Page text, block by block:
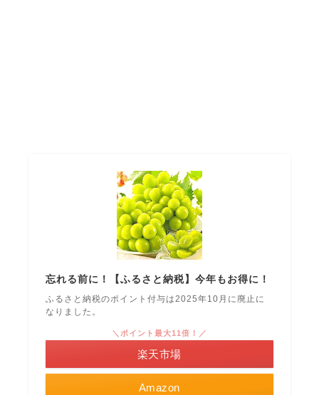
忘れる前に！【ふるさと納税】今年もお得に！
ふるさと納税のポイント付与は2025年10月に廃止に
なりました。
Amazon
＼ポイント最大11倍！／
楽天市場